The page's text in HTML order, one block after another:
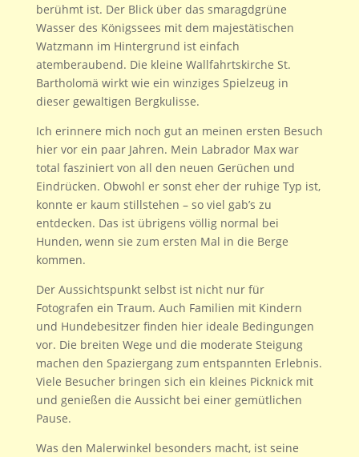
berühmt ist. Der Blick über das smaragdgrüne
Wasser des Königssees mit dem majestätischen
Watzmann im Hintergrund ist einfach
atemberaubend. Die kleine Wallfahrtskirche St.
Bartholomä wirkt wie ein winziges Spielzeug in
dieser gewaltigen Bergkulisse.
Ich erinnere mich noch gut an meinen ersten Besuch
hier vor ein paar Jahren. Mein Labrador Max war
total fasziniert von all den neuen Gerüchen und
Eindrücken. Obwohl er sonst eher der ruhige Typ ist,
konnte er kaum stillstehen – so viel gab’s zu
entdecken. Das ist übrigens völlig normal bei
Hunden, wenn sie zum ersten Mal in die Berge
kommen.
Der Aussichtspunkt selbst ist nicht nur für
Fotografen ein Traum. Auch Familien mit Kindern
und Hundebesitzer finden hier ideale Bedingungen
vor. Die breiten Wege und die moderate Steigung
machen den Spaziergang zum entspannten Erlebnis.
Viele Besucher bringen sich ein kleines Picknick mit
und genießen die Aussicht bei einer gemütlichen
Pause.
Was den Malerwinkel besonders macht, ist seine